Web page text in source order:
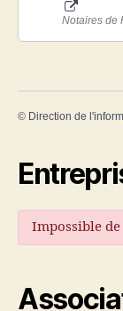
Notaires de
© Direction de
Impossible